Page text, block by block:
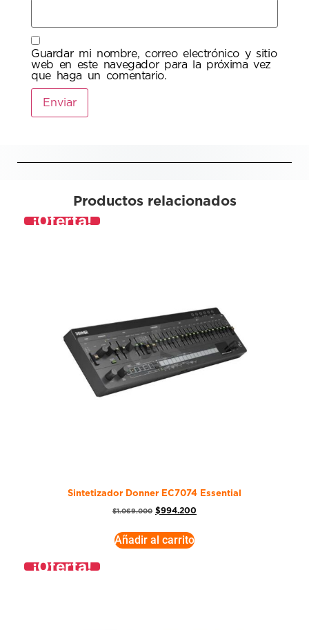
Guardar mi nombre, correo electrónico y sitio
web en este navegador para la próxima vez
que haga un comentario.
Productos relacionados
¡Oferta!
Sintetizador Donner EC7074 Essential
$1.069.000 $994.200
Añadir al carrito
¡Oferta!